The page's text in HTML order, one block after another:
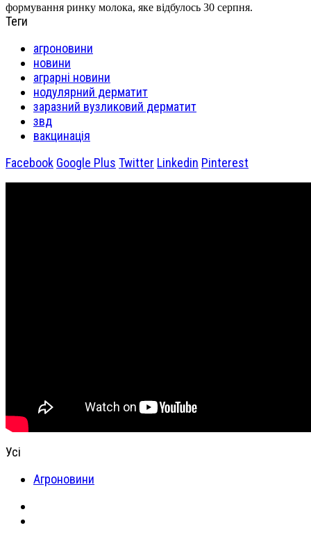
формування ринку молока, яке відбулось 30 серпня.
Теги
агроновини
новини
аграрні новини
нодулярний дерматит
заразний вузликовий дерматит
звд
вакцинація
Facebook Google Plus Twitter Linkedin Pinterest
Усі
Агроновини